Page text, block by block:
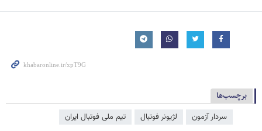
برچسب‌ها
سردار آزمون لژیونر فوتبال تیم ملی فوتبال ایران